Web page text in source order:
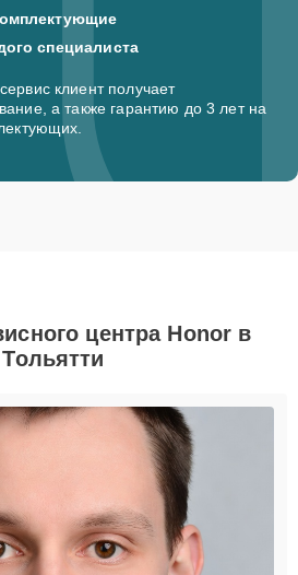
специалиста
клиент получает
а также гарантию до 3 лет на
центра Honor в
Тольятти